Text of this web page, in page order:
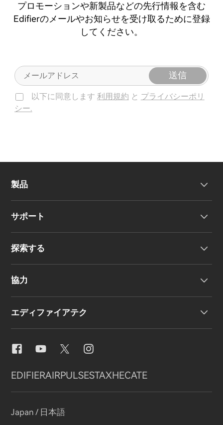
プロモーションや新製品などの先行情報を含む
Edifierのメールやお知らせを受け取るために登録
してください。
送信
以下に同意します 利用規約 と プライバシーポリ
シー.
製品
サポート
お問い合わせ
探索する
ニュースルーム
協力
販売代理店になる
エディファイアテク
イコライザー設定
音楽ストリーミング
EDIFIERAIRPULSESTAXHECATE
Japan / 日本語